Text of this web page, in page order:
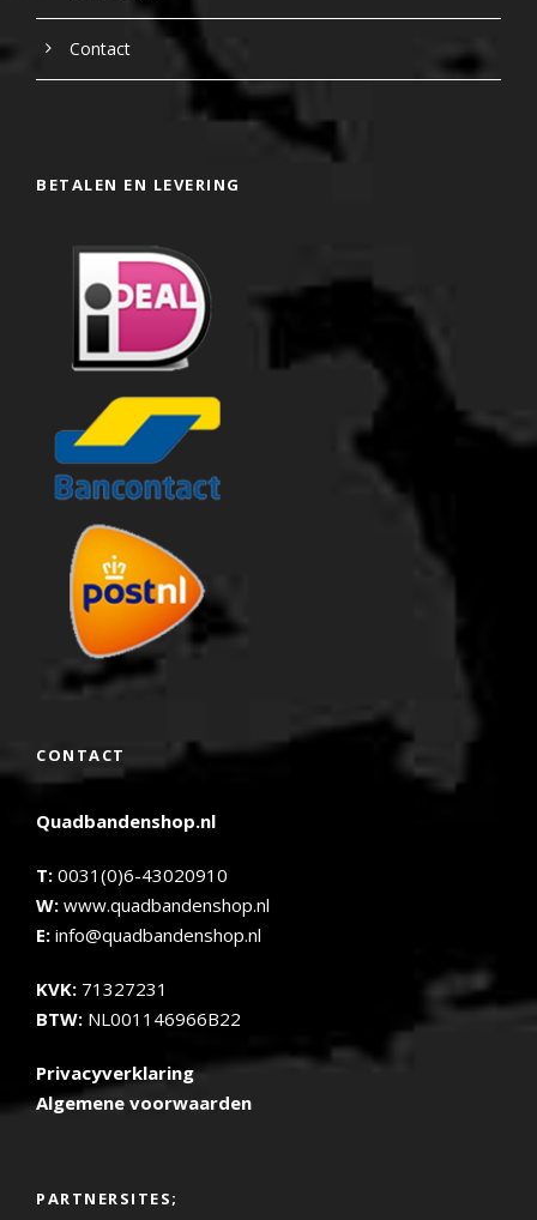
Contact
BETALEN EN LEVERING
CONTACT
Quadbandenshop.nl
T: 0031(0)6-43020910
W: www.quadbandenshop.nl
E: info@quadbandenshop.nl
KVK: 71327231
BTW: NL001146966B22
Privacyverklaring
Algemene voorwaarden
PARTNERSITES;